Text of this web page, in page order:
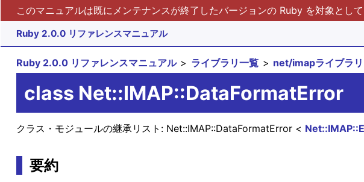
このマニュアルは既にメンテナンスが終了したバージョンの Ruby を対象として
Ruby 2.0.0 リファレンスマニュアル
Ruby 2.0.0 リファレンスマニュアル ライブラリ一覧 net/imapライブラリ
class Net::IMAP::DataFormatError
クラス・モジュールの継承リスト: Net::IMAP::DataFormatError
要約